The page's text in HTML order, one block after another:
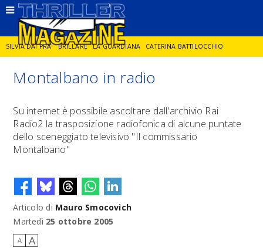
SILVIA DAI PRA' BRILLARE LA GUARDIANA CATERINA BATTILOCCHIO
JORGE DIAZ LA SPIA DELITTO IN CORNICE GIANCARLO DE CATALDO
DIEGO ZANDEL GLI ANNI DI PIETRA
Montalbano in radio
Su internet è possibile ascoltare dall'archivio Rai
Radio2 la trasposizione radiofonica di alcune puntate
dello sceneggiato televisivo "Il commissario
Montalbano"
Articolo di Mauro Smocovich
Martedì 25 ottobre 2005
A A